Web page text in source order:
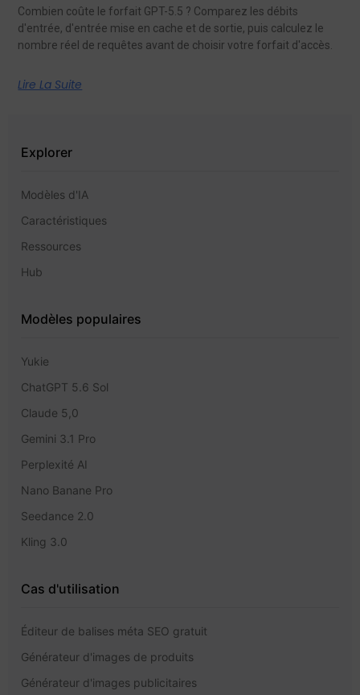
Combien coûte le forfait GPT-5.5 ? Comparez les débits
d'entrée, d'entrée mise en cache et de sortie, puis calculez le
nombre réel de requêtes avant de choisir votre forfait d'accès.
Lire La Suite
Explorer
Modèles d'IA
Caractéristiques
Ressources
Hub
Modèles populaires
Yukie
ChatGPT 5.6 Sol
Claude 5,0
Gemini 3.1 Pro
Perplexité AI
Nano Banane Pro
Seedance 2.0
Kling 3.0
Cas d'utilisation
Éditeur de balises méta SEO gratuit
Générateur d'images de produits
Générateur d'images publicitaires